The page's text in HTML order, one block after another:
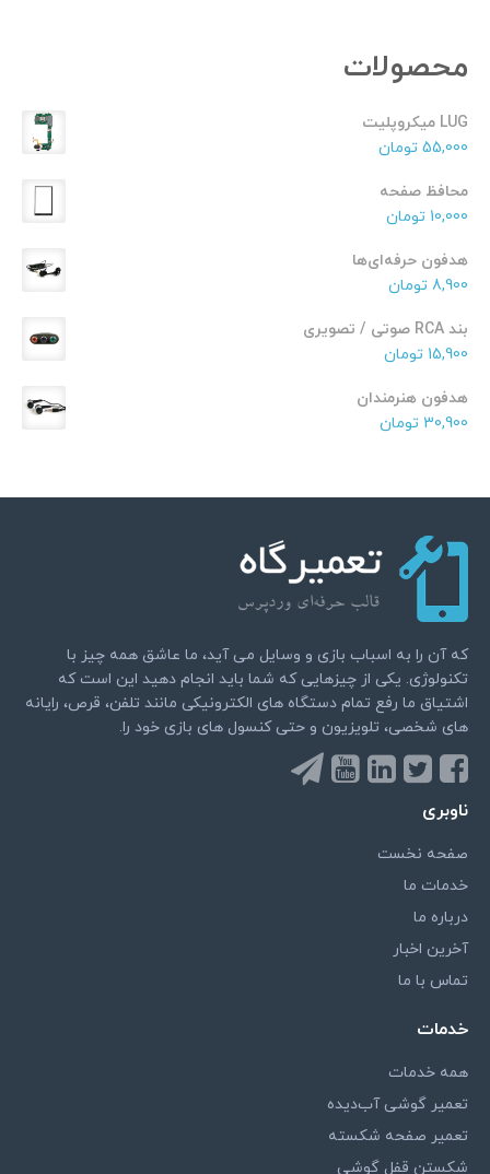
محصولات
LUG میکروپلیت
55,000 تومان
محافظ صفحه
10,000 تومان
هدفون حرفه‌ای‌ها
8,900 تومان
بند RCA صوتی / تصویری
15,900 تومان
هدفون هنرمندان
30,900 تومان
که آن را به اسباب بازی و وسایل می آید، ما عاشق همه چیز با
تکنولوژی. یکی از چیزهایی که شما باید انجام دهید این است که
اشتیاق ما رفع تمام دستگاه های الکترونیکی مانند تلفن، قرص، رایانه
های شخصی، تلویزیون و حتی کنسول های بازی خود را.
ناوبری
صفحه نخست
خدمات ما
درباره ما
آخرین اخبار
تماس با ما
خدمات
همه خدمات
تعمیر گوشی آب‌دیده
تعمیر صفحه شکسته
شکستن قفل گوشی